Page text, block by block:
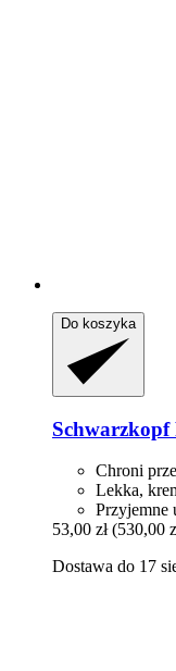
Do koszyka
Schwarzkopf
Chroni
Lekka,
Przyjemne
53,00 zł (530,00
Dostawa do 17